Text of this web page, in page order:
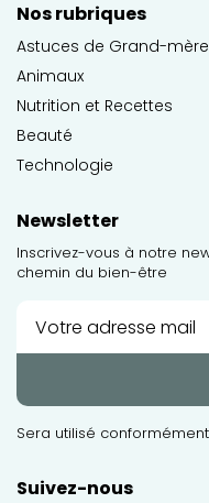
Nos rubriques
Astuces de Grand-mère
Animaux
Nutrition et Recettes
Beauté
Technologie
Newsletter
Inscrivez-vous à notre
chemin du bien-être
Sera utilisé
Suivez-nous